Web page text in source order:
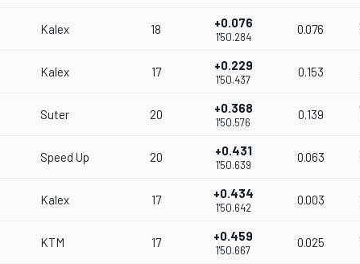
Kalex 18 +0.076
1'50.284
0.076
Kalex 17 +0.229
1'50.437
0.153
Suter 20 +0.368
1'50.576
0.139
Speed Up 20 +0.431
1'50.639
0.063
Kalex 17 +0.434
1'50.642
0.003
KTM 17 +0.459
1'50.667
0.025